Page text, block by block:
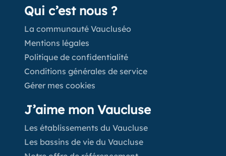
Qui c’est nous ?
La communauté Vaucluséo
Mentions légales
Politique de confidentialité
Conditions générales de service
Gérer mes cookies
J’aime mon Vaucluse
Les établissements du Vaucluse
Les bassins de vie du Vaucluse